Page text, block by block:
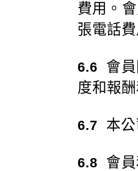
費用。
張電話
6.6 會
度和報
6.7 本
6.8 會